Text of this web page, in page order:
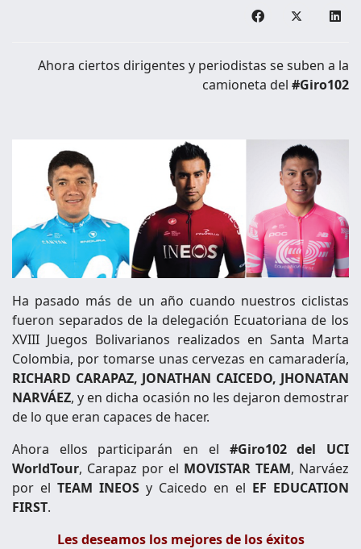
Ahora ciertos dirigentes y periodistas se suben a la
camioneta del #Giro102
Ha pasado más de un año cuando nuestros ciclistas
fueron separados de la delegación Ecuatoriana de los
XVIII Juegos Bolivarianos realizados en Santa Marta
Colombia, por tomarse unas cervezas en camaradería,
RICHARD CARAPAZ, JONATHAN CAICEDO, JHONATAN
NARVÁEZ, y en dicha ocasión no les dejaron demostrar
de lo que eran capaces de hacer.
Ahora ellos participarán en el #Giro102 del UCI
WorldTour, Carapaz por el MOVISTAR TEAM, Narváez
por el TEAM INEOS y Caicedo en el EF EDUCATION
FIRST.
Les deseamos los mejores de los éxitos